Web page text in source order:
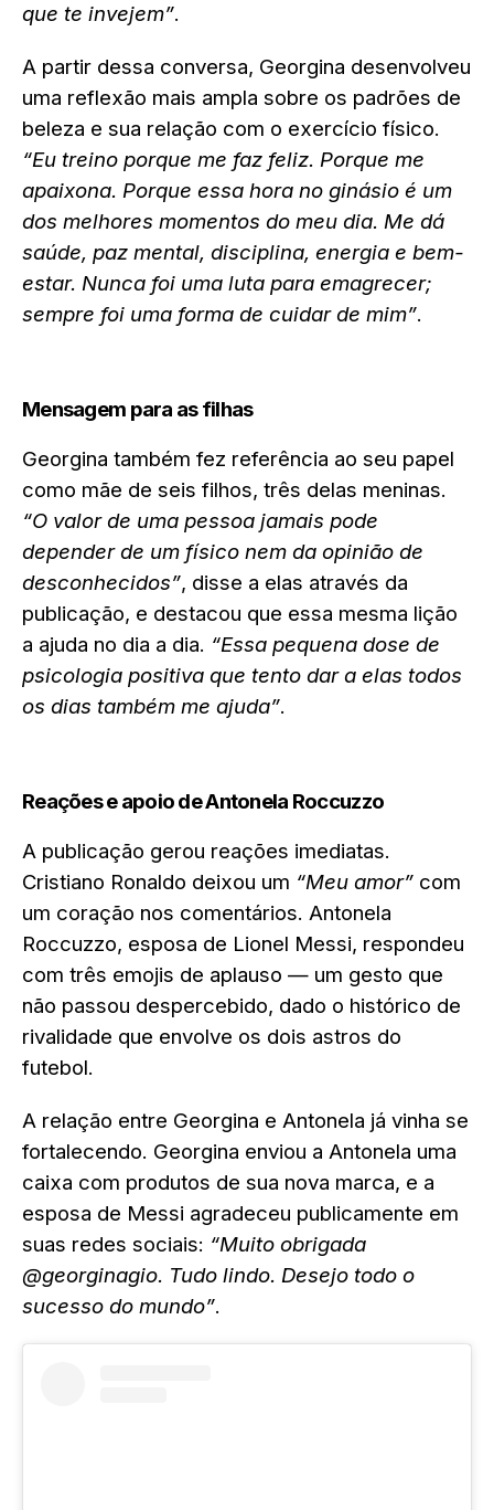
que te invejem”.
A partir dessa conversa, Georgina desenvolveu
uma reflexão mais ampla sobre os padrões de
beleza e sua relação com o exercício físico.
“Eu treino porque me faz feliz. Porque me
apaixona. Porque essa hora no ginásio é um
dos melhores momentos do meu dia. Me dá
saúde, paz mental, disciplina, energia e bem-
estar. Nunca foi uma luta para emagrecer;
sempre foi uma forma de cuidar de mim”.
Mensagem para as filhas
Georgina também fez referência ao seu papel
como mãe de seis filhos, três delas meninas.
“O valor de uma pessoa jamais pode
depender de um físico nem da opinião de
desconhecidos”, disse a elas através da
publicação, e destacou que essa mesma lição
a ajuda no dia a dia. “Essa pequena dose de
psicologia positiva que tento dar a elas todos
os dias também me ajuda”.
Reações e apoio de Antonela Roccuzzo
A publicação gerou reações imediatas.
Cristiano Ronaldo deixou um “Meu amor” com
um coração nos comentários. Antonela
Roccuzzo, esposa de Lionel Messi, respondeu
com três emojis de aplauso — um gesto que
não passou despercebido, dado o histórico de
rivalidade que envolve os dois astros do
futebol.
A relação entre Georgina e Antonela já vinha se
fortalecendo. Georgina enviou a Antonela uma
caixa com produtos de sua nova marca, e a
esposa de Messi agradeceu publicamente em
suas redes sociais: “Muito obrigada
@georginagio. Tudo lindo. Desejo todo o
sucesso do mundo”.